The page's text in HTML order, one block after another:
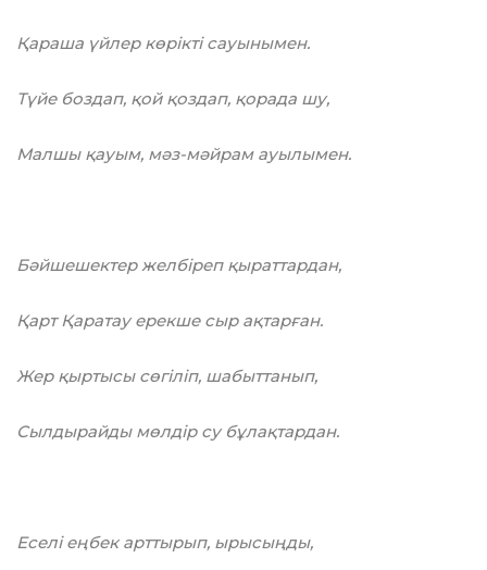
Қараша үйлер көрікті сауынымен.
Түйе боздап, қой қоздап, қорада шу,
Малшы қауым, мәз-мәйрам ауылымен.
Бәйшешектер желбіреп қыраттардан,
Қарт Қаратау ерекше сыр ақтарған.
Жер қыртысы сөгіліп, шабыттанып,
Сылдырайды мөлдір су бұлақтардан.
Еселі еңбек арттырып, ырысыңды,